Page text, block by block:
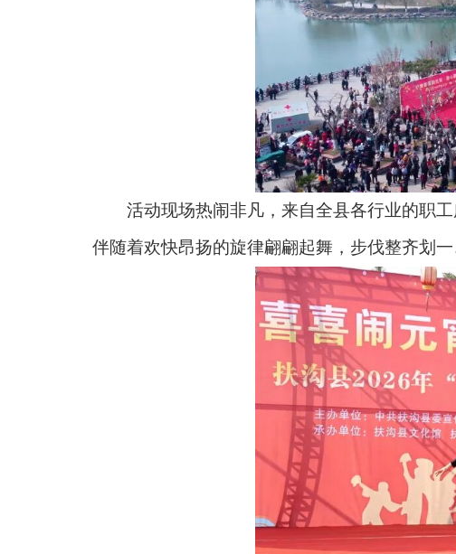
活动现场热闹非凡，来自全县各行业的职工
伴随着欢快昂扬的旋律翩翩起舞，步伐整齐划